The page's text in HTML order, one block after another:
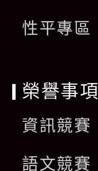
性平專區
榮譽事項
資訊競賽
語文競賽